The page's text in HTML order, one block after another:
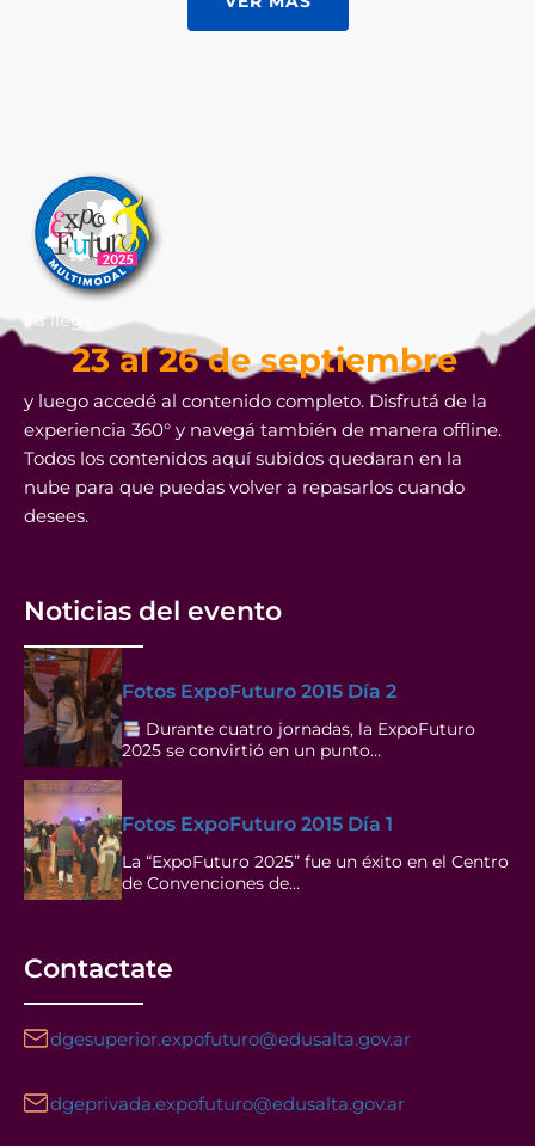
Ya llega
23 al 26 de septiembre
y luego accedé al contenido completo. Disfrutá de la
experiencia 360° y navegá también de manera offline.
Todos los contenidos aquí subidos quedaran en la
nube para que puedas volver a repasarlos cuando
desees.
Noticias del evento
Fotos ExpoFuturo 2015 Día 2
Durante cuatro jornadas, la ExpoFuturo
2025 se convirtió en un punto…
Fotos ExpoFuturo 2015 Día 1
La “ExpoFuturo 2025” fue un éxito en el Centro
de Convenciones de…
Contactate
dgesuperior.expofuturo@edusalta.gov.ar
dgeprivada.expofuturo@edusalta.gov.ar